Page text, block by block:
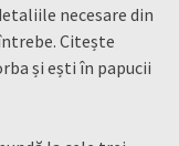
necesare din
Citește
și ești în papucii